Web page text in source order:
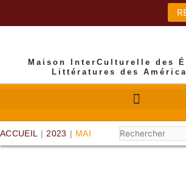
Maison InterCulturelle des
Littératures des
ACCUEIL | 2023 | MAI Rechercher